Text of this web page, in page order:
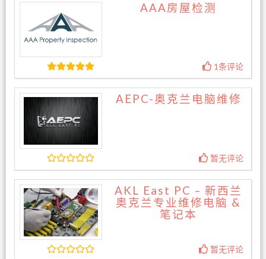
AAA房屋检测
1条评论
AEPC-奥克兰电脑维修
暂无评论
AKL East PC – 新西兰
奥克兰专业维修电脑 &
笔记本
暂无评论